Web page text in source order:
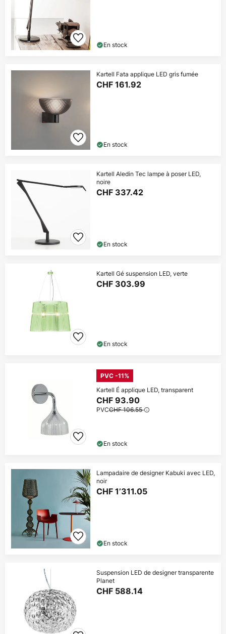
En stock
Kartell Fata applique LED gris fumée
CHF 161.92
En stock
Kartell Aledin Tec lampe à poser LED,
noire
CHF 337.42
En stock
Kartell Gé suspension LED, verte
CHF 303.99
En stock
PVC -11%
Kartell É applique LED, transparent
CHF 93.90
PVCCHF 106.55
En stock
Lampadaire de designer Kabuki avec LED,
noir
CHF 1’311.05
En stock
Suspension LED de designer transparente
Planet
CHF 588.14